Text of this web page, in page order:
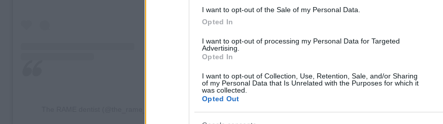
I want to opt-out of the Sale of my Personal Data.
Opted In
I want to opt-out of processing my Personal Data for Targeted
Advertising.
Opted In
I want to opt-out of Collection, Use, Retention, Sale, and/or Sharing
of my Personal Data that Is Unrelated with the Purposes for which it
was collected.
Opted Out